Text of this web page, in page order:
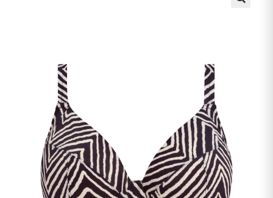
Kontakt os